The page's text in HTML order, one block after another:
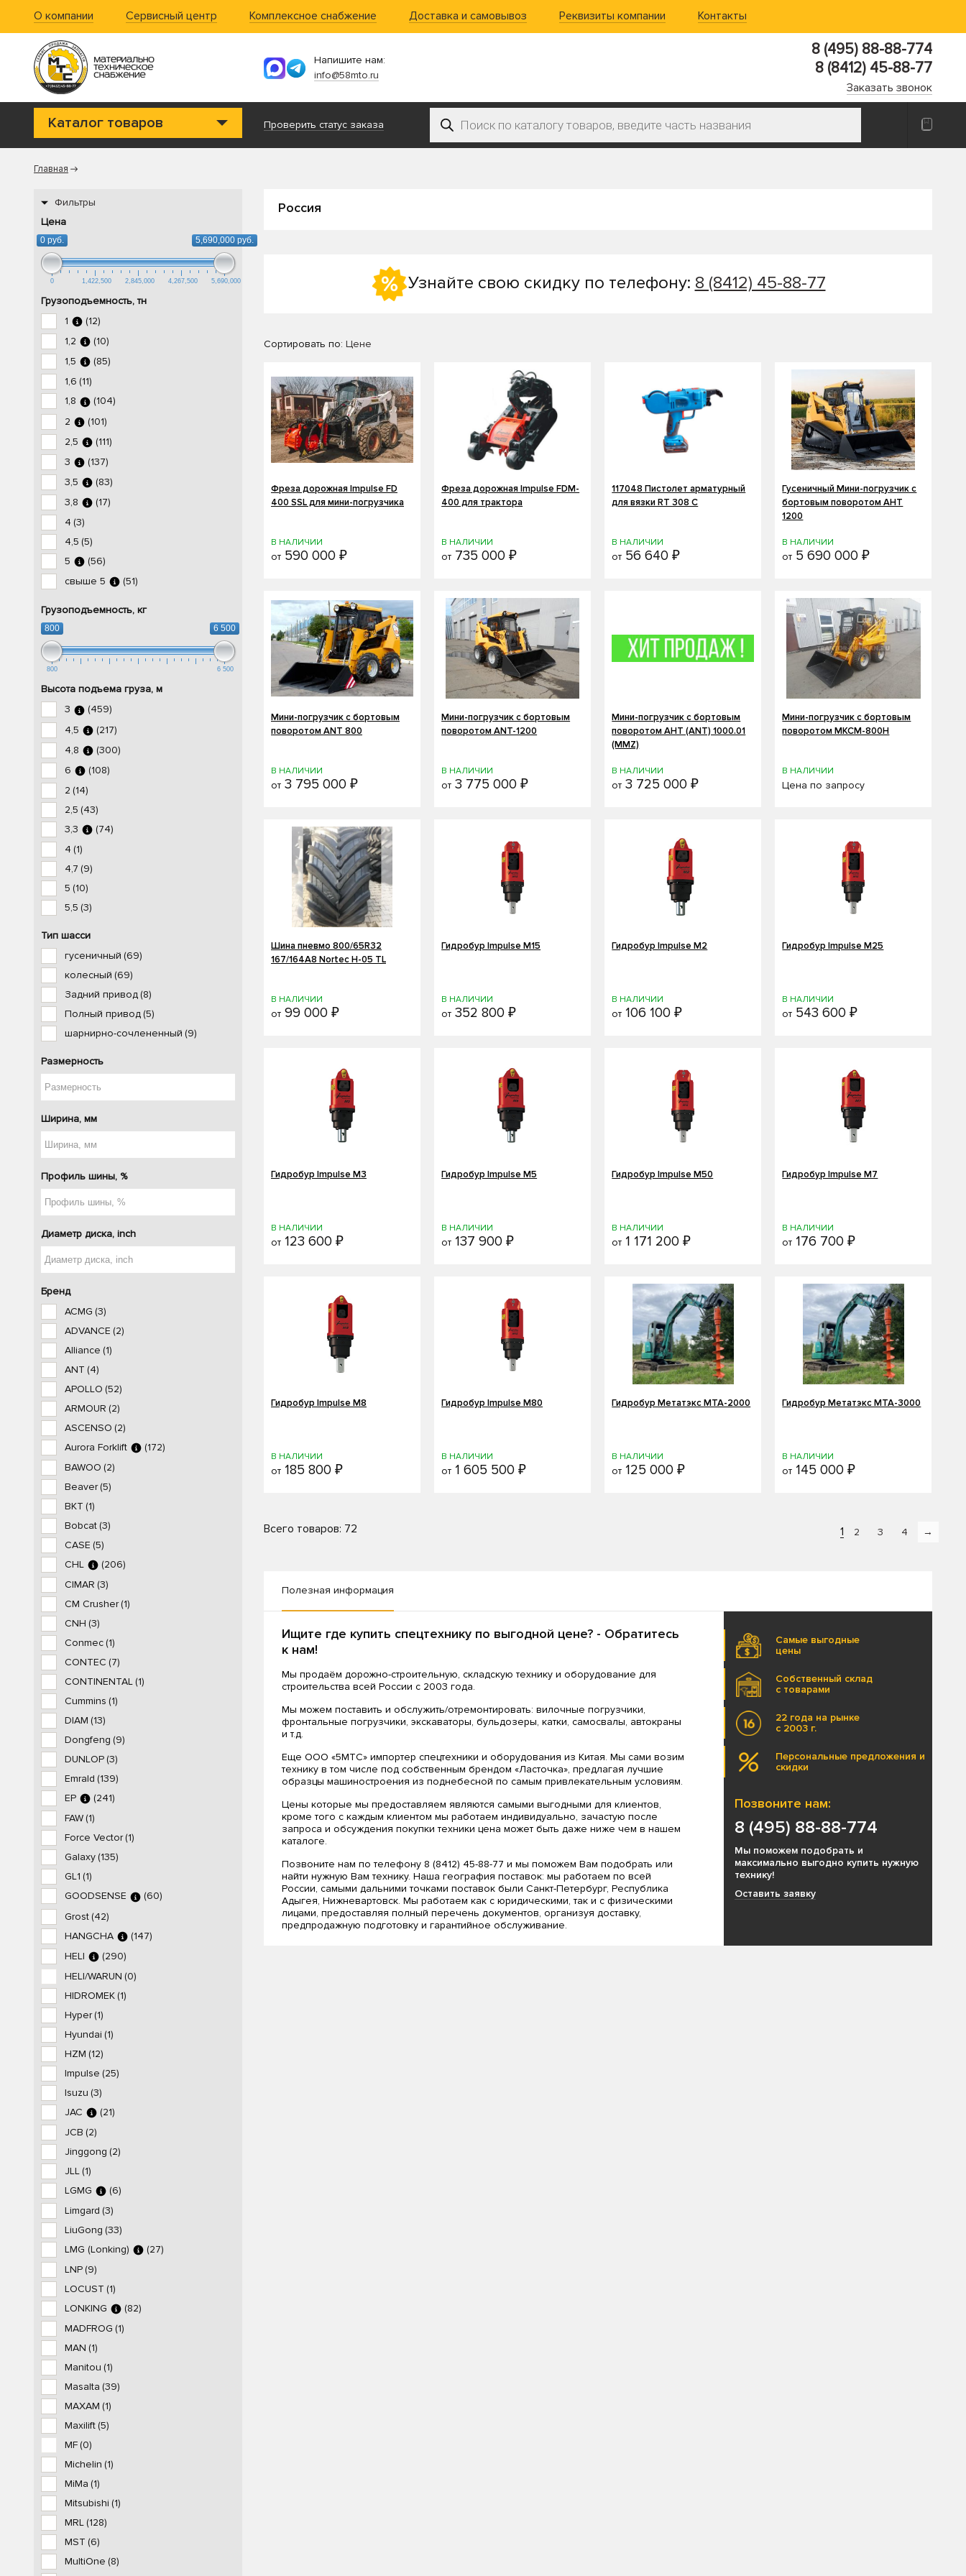
О компании Сервисный центр Комплексное снабжение Доставка и самовывоз Реквизиты компании Контакты
Напишите нам:
info@58mto.ru
8 (495) 88-88-774
8 (8412) 45-88-77
Заказать звонок
Каталог товаров Проверить статус заказа Поиск товаров
Главная
Фильтры
Цена
0 руб. 5,690,000 руб.
0 1,422,500 2,845,000 4,267,500 5,690,000
Грузоподъемность, тн
1
(12)
1,2
(10)
1,5
(85)
1,6 (11)
1,8
(104)
2
(101)
2,5
(111)
3
(137)
3,5
(83)
3,8
(17)
4 (3)
4,5 (5)
5
(56)
свыше 5
(51)
Грузоподъемность, кг
800 6 500
800 6 500
Высота подъема груза, м
3
(459)
4,5
(217)
4,8
(300)
6
(108)
2 (14)
2,5 (43)
3,3
(74)
4 (1)
4,7 (9)
5 (10)
5,5 (3)
Тип шасси
гусеничный (69)
колесный (69)
Задний привод(8)
Полный привод(5)
шарнирно-сочлененный (9)
Размерность
Ширина, мм
Профиль шины, %
Диаметр диска, inch
Бренд
ACMG (3)
ADVANCE (2)
Alliance (1)
ANT (4)
APOLLO (52)
ARMOUR (2)
ASCENSO (2)
Aurora Forklift
(172)
BAWOO (2)
Beaver(5)
BKT (1)
Bobcat(3)
CASE (5)
CHL
(206)
CIMAR (3)
CM Crusher(1)
CNH (3)
Conmec(1)
CONTEC (7)
CONTINENTAL(1)
Cummins (1)
DIAM (13)
Dongfeng (9)
DUNLOP(3)
Emrald (139)
EP
(241)
FAW(1)
Force Vector(1)
Galaxy(135)
GL1 (1)
GOODSENSE
(60)
Grost(42)
HANGCHA
(147)
HELI
(290)
HELI/WARUN (0)
HIDROMEK(1)
Hyper(1)
Hyundai (1)
HZM (12)
Impulse (25)
Isuzu (3)
JAC
(21)
JCB (2)
Jinggong (2)
JLL(1)
LGMG
(6)
Limgard (3)
LiuGong (33)
LMG (Lonking)
(27)
LNP(9)
LOCUST (1)
LONKING
(82)
MADFROG (1)
MAN (1)
Manitou (1)
Masalta (39)
MAXAM (1)
Maxilift(5)
MF(0)
Michelin (1)
MiMa (1)
Mitsubishi (1)
MRL(128)
MST (6)
MultiOne (8)
Россия
Узнайте свою скидку по телефону: 8 (8412) 45-88-77
Сортировать по: Цене
Фреза дорожная Impulse FD
400 SSL для мини-погрузчика
В НАЛИЧИИ
от 590 000 ₽
Фреза дорожная Impulse FDM-
400 для трактора
В НАЛИЧИИ
от 735 000 ₽
117048 Пистолет арматурный
для вязки RT 308 C
В НАЛИЧИИ
от 56 640 ₽
Гусеничный Мини-погрузчик с
бортовым поворотом АНТ
1200
В НАЛИЧИИ
от 5 690 000 ₽
Мини-погрузчик с бортовым
поворотом ANT 800
В НАЛИЧИИ
от 3 795 000 ₽
Мини-погрузчик с бортовым
поворотом ANT-1200
В НАЛИЧИИ
от 3 775 000 ₽
Мини-погрузчик с бортовым
поворотом АНТ (ANT) 1000.01
(MMZ)
В НАЛИЧИИ
от 3 725 000 ₽
Мини-погрузчик с бортовым
поворотом МКСМ-800H
В НАЛИЧИИ
Цена по запросу
Шина пневмо 800/65R32
167/164A8 Nortec H-05 TL
В НАЛИЧИИ
от 99 000 ₽
Гидробур Impulse M15
В НАЛИЧИИ
от 352 800 ₽
Гидробур Impulse M2
В НАЛИЧИИ
от 106 100 ₽
Гидробур Impulse M25
В НАЛИЧИИ
от 543 600 ₽
Гидробур Impulse M3
В НАЛИЧИИ
от 123 600 ₽
Гидробур Impulse M5
В НАЛИЧИИ
от 137 900 ₽
Гидробур Impulse M50
В НАЛИЧИИ
от 1 171 200 ₽
Гидробур Impulse M7
В НАЛИЧИИ
от 176 700 ₽
Гидробур Impulse M8
В НАЛИЧИИ
от 185 800 ₽
Гидробур Impulse M80
В НАЛИЧИИ
от 1 605 500 ₽
Гидробур Метатэкс MTA-2000
В НАЛИЧИИ
от 125 000 ₽
Гидробур Метатэкс MTA-3000
В НАЛИЧИИ
от 145 000 ₽
Всего товаров: 72 1 2 3 4 →
Полезная информация
Ищите где купить спецтехнику по выгодной цене? - Обратитесь
к нам!
Мы продаём дорожно-строительную, складскую технику и оборудование для
строительства всей России с 2003 года.
Мы можем поставить и обслужить/отремонтировать: вилочные погрузчики,
фронтальные погрузчики, экскаваторы, бульдозеры, катки, самосвалы, автокраны
и т.д.
Еще ООО «5МТС» импортер спецтехники и оборудования из Китая. Мы сами возим
технику в том числе под собственным брендом «Ласточка», предлагая лучшие
образцы машиностроения из поднебесной по самым привлекательным условиям.
Цены которые мы предоставляем являются самыми выгодными для клиентов,
кроме того с каждым клиентом мы работаем индивидуально, зачастую после
запроса и обсуждения покупки техники цена может быть даже ниже чем в нашем
каталоге.
Позвоните нам по телефону 8 (8412) 45-88-77 и мы поможем Вам подобрать или
найти нужную Вам технику. Наша география поставок: мы работаем по всей
России, самыми дальними точками поставок были Санкт-Петербург, Республика
Адыгея, Нижневартовск. Мы работаем как с юридическими, так и с физическими
лицами, предоставляя полный перечень документов, организуя доставку,
предпродажную подготовку и гарантийное обслуживание.
Самые выгодные
цены
Собственный склад
с товарами
22 года на рынке
с 2003 г.
Персональные предложения и
скидки
Позвоните нам:
8 (495) 88-88-774
Мы поможем подобрать и
максимально выгодно купить нужную
технику!
Оставить заявку